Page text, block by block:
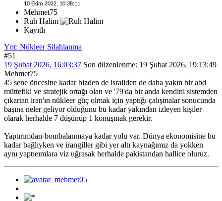
10 Ekim 2022, 10:38:11
Mehmet75
Ruh Halim
Kayıtlı
Ynt: Nükleer Silahlanma
#51
19 Şubat 2026, 16:03:37 Son düzenlenme: 19 Şubat 2026, 19:13:49
Mehmet75
45 sene öncesine kadar bizden de israilden de daha yakın bir abd
müttefiki ve stratejik ortağı olan ve '79'da bir anda kendini sistemden
çıkartan iran'ın nükleer güç olmak için yaptığı çalışmalar sonucunda
başına neler geliyor olduğunu bu kadar yakından izleyen kişiler
olarak herhalde 7 düşünüp 1 konuşmak gerekir.
Yaptırımdan-bombalanmaya kadar yolu var. Dünya ekonomisine bu
kadar bağlıyken ve irangiller gibi yer altı kaynağımız da yokken
aynı yaptıeımlara viz uğrasak herhalde pakistandan hallice oluruz.